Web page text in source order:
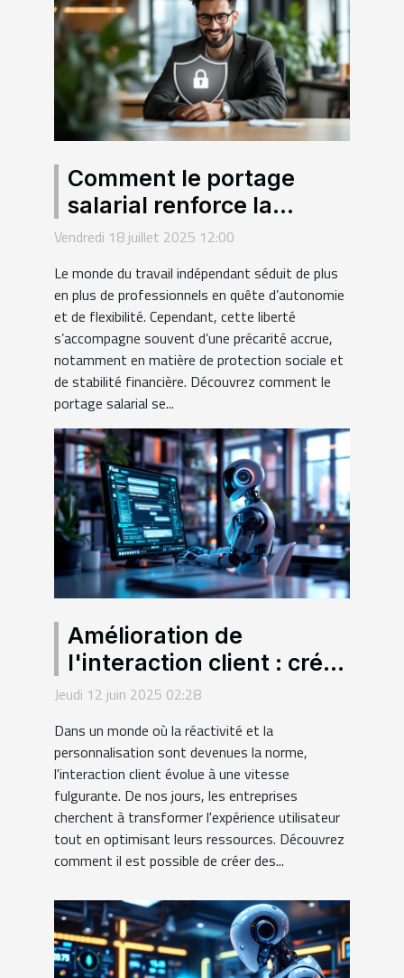
Comment le portage
salarial renforce la
sécurité des freelances ?
Vendredi 18 juillet 2025 12:00
Le monde du travail indépendant séduit de plus
en plus de professionnels en quête d’autonomie
et de flexibilité. Cependant, cette liberté
s’accompagne souvent d’une précarité accrue,
notamment en matière de protection sociale et
de stabilité financière. Découvrez comment le
portage salarial se...
Amélioration de
l'interaction client : créer
des chatbots intelligents
Jeudi 12 juin 2025 02:28
Dans un monde où la réactivité et la
personnalisation sont devenues la norme,
l'interaction client évolue à une vitesse
fulgurante. De nos jours, les entreprises
cherchent à transformer l'expérience utilisateur
tout en optimisant leurs ressources. Découvrez
comment il est possible de créer des...